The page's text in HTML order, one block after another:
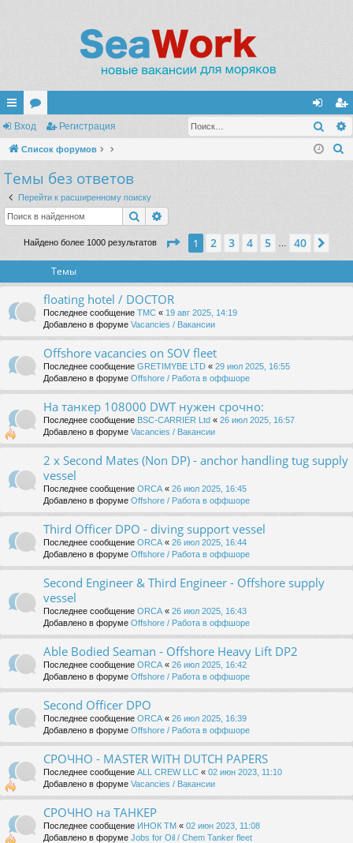
с
ы
лк
и
ор
ум
ы
хо
д
ег
ис
Вход Регистрация
Список форумов
Темы без ответов
Перейти к расширенному поиску
Поиск
Найдено более 1000 результатов Страница из 40
1 2 3 4 5 40
Темы
floating hotel / DOCTOR
Последнее сообщение TMC « 19 авг 2025, 14:19
Добавлено в форуме Vacancies / Вакансии
Offshore vacancies on SOV fleet
Последнее сообщение GRETIMYBE LTD « 29 июл 2025, 16:55
Добавлено в форуме Offshore / Работа в оффшоре
На танкер 108000 DWT нужен срочно:
Последнее сообщение BSC-CARRIER Ltd « 26 июл 2025, 16:57
Добавлено в форуме Vacancies / Вакансии
2 x Second Mates (Non DP) - anchor handling tug supply
vessel
Последнее сообщение ORCA « 26 июл 2025, 16:45
Добавлено в форуме Offshore / Работа в оффшоре
Third Officer DPO - diving support vessel
Последнее сообщение ORCA « 26 июл 2025, 16:44
Добавлено в форуме Offshore / Работа в оффшоре
Second Engineer & Third Engineer - Offshore supply
vessel
Последнее сообщение ORCA « 26 июл 2025, 16:43
Добавлено в форуме Offshore / Работа в оффшоре
Able Bodied Seaman - Offshore Heavy Lift DP2
Последнее сообщение ORCA « 26 июл 2025, 16:42
Добавлено в форуме Offshore / Работа в оффшоре
Second Officer DPO
Последнее сообщение ORCA « 26 июл 2025, 16:39
Добавлено в форуме Offshore / Работа в оффшоре
СРОЧНО - MASTER WITH DUTCH PAPERS
Последнее сообщение ALL CREW LLC « 02 июн 2023, 11:10
Добавлено в форуме Vacancies / Вакансии
СРОЧНО на ТАНКЕР
Последнее сообщение ИНОК ТМ « 02 июн 2023, 11:08
Добавлено в форуме Jobs for Oil / Chem Tanker fleet